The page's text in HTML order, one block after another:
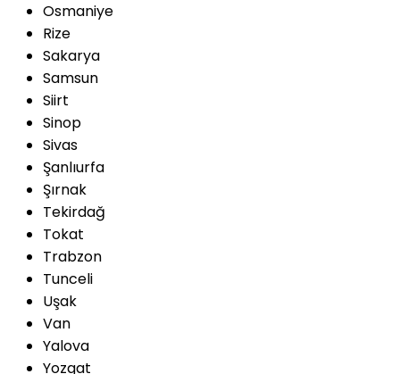
Osmaniye
Rize
Sakarya
Samsun
Siirt
Sinop
Sivas
Şanlıurfa
Şırnak
Tekirdağ
Tokat
Trabzon
Tunceli
Uşak
Van
Yalova
Yozgat